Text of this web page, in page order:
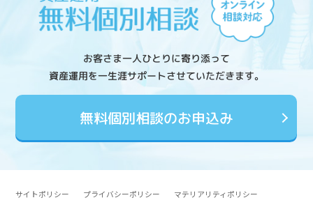
お客さま一人ひとりに寄り添って
資産運用を一生涯サポートさせていただきます。
無料個別相談のお申込み
サイトポリシー プライバシーポリシー
マテリアリティポリシー